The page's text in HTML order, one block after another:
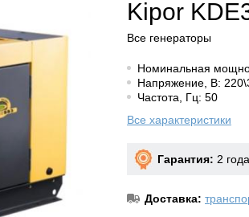
Kipor
Все генераторы
Номинальная
Напряжение, В:
Частота, Гц: 50
Все характеристики
Гарантия: 2 года
Доставка: